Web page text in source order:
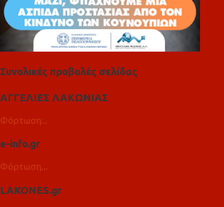
Συνολικές προβολές σελίδας
ΑΓΓΕΛΙΕΣ ΛΑΚΩΝΙΑΣ
Φόρτωση...
e-info.gr
Φόρτωση...
LAKONES.gr